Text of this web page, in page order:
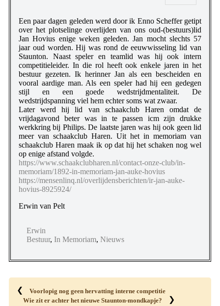
Een paar dagen geleden werd door ik Enno Scheffer getipt
over het plotselinge overlijden van ons oud-(bestuurs)lid
Jan Hovius enige weken geleden. Jan mocht slechts 57
jaar oud worden. Hij was rond de eeuwwisseling lid van
Staunton. Naast speler en teamlid was hij ook intern
competitieleider. In die rol heeft ook enkele jaren in het
bestuur gezeten. Ik herinner Jan als een bescheiden en
vooral aardige man. Als een speler had hij een gedegen
stijl en een goede wedstrijdmentaliteit. De
wedstrijdspanning viel hem echter soms wat zwaar.
Later werd hij lid van schaakclub Haren omdat de
vrijdagavond beter was in te passen icm zijn drukke
werkkring bij Philips. De laatste jaren was hij ook geen lid
meer van schaakclub Haren. Uit het in memoriam van
schaakclub Haren maak ik op dat hij het schaken nog wel
op enige afstand volgde.
https://www.schaakclubharen.nl/contact-onze-club/in-
memoriam/1892-in-memoriam-jan-auke-hovius
https://mensenlinq.nl/overlijdensberichten/ir-jan-auke-
hovius-8925924/
Erwin van Pelt
Erwin
Bestuur, In Memoriam, Nieuws
❮
Voorlopig nog geen hervatting interne competitie
Wie zit er achter het nieuwe Staunton-mondkapje?
❯